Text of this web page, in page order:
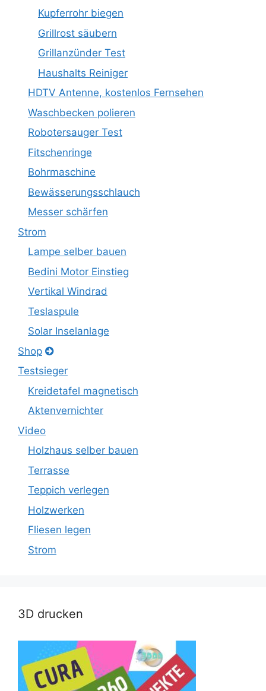
Kupferrohr biegen
Grillrost säubern
Grillanzünder Test
Haushalts Reiniger
HDTV Antenne, kostenlos Fernsehen
Waschbecken polieren
Robotersauger Test
Fitschenringe
Bohrmaschine
Bewässerungsschlauch
Messer schärfen
Strom
Lampe selber bauen
Bedini Motor Einstieg
Vertikal Windrad
Teslaspule
Solar Inselanlage
Shop
Testsieger
Kreidetafel magnetisch
Aktenvernichter
Video
Holzhaus selber bauen
Terrasse
Teppich verlegen
Holzwerken
Fliesen legen
Strom
3D drucken